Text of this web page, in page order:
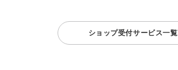
ショップ受付サービス一覧